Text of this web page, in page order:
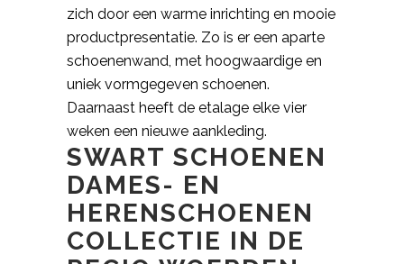
zich door een warme inrichting en mooie
productpresentatie. Zo is er een aparte
schoenenwand, met hoogwaardige en
uniek vormgegeven schoenen.
Daarnaast heeft de etalage elke vier
weken een nieuwe aankleding.
SWART SCHOENEN
DAMES- EN
HERENSCHOENEN
COLLECTIE IN DE